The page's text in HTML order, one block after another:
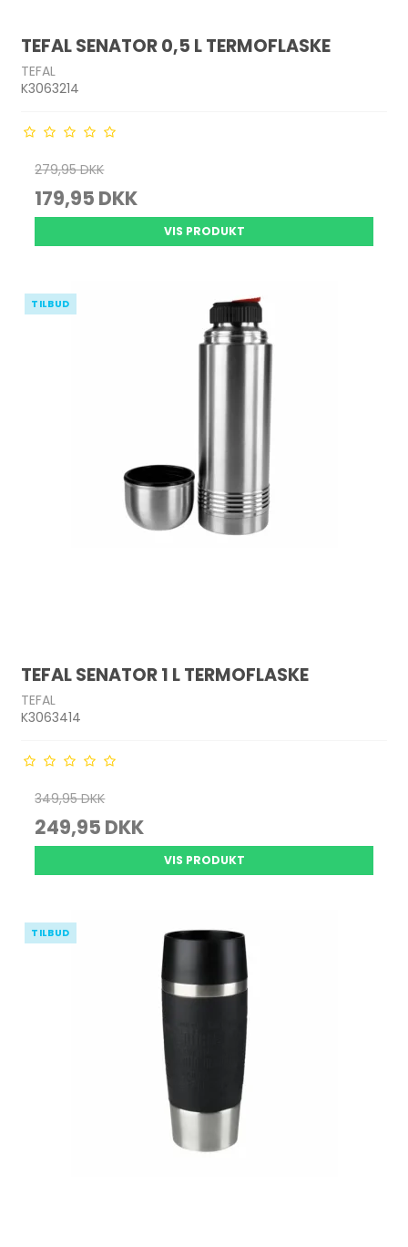
TEFAL SENATOR 0,5 L TERMOFLASKE
TEFAL
K3063214
279,95 DKK
179,95 DKK
VIS PRODUKT
TILBUD
TEFAL SENATOR 1 L TERMOFLASKE
TEFAL
K3063414
349,95 DKK
249,95 DKK
VIS PRODUKT
TILBUD